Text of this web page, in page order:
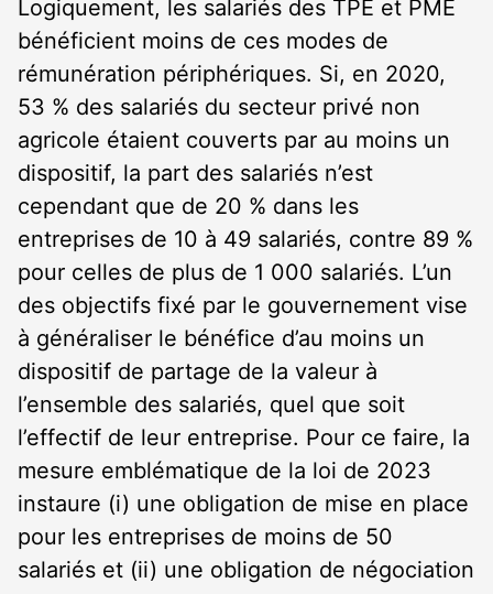
Logiquement, les salariés des TPE et PME
bénéficient moins de ces modes de
rémunération périphériques. Si, en 2020,
53 % des salariés du secteur privé non
agricole étaient couverts par au moins un
dispositif, la part des salariés n’est
cependant que de 20 % dans les
entreprises de 10 à 49 salariés, contre 89 %
pour celles de plus de 1 000 salariés. L’un
des objectifs fixé par le gouvernement vise
à généraliser le bénéfice d’au moins un
dispositif de partage de la valeur à
l’ensemble des salariés, quel que soit
l’effectif de leur entreprise. Pour ce faire, la
mesure emblématique de la loi de 2023
instaure (i) une obligation de mise en place
pour les entreprises de moins de 50
salariés et (ii) une obligation de négociation